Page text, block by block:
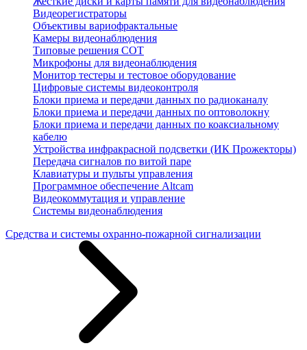
Видеорегистраторы
Объективы вариофрактальные
Камеры видеонаблюдения
Типовые решения СОТ
Микрофоны для видеонаблюдения
Монитор тестеры и тестовое оборудование
Цифровые системы видеоконтроля
Блоки приема и передачи данных по радиоканалу
Блоки приема и передачи данных по оптоволокну
Блоки приема и передачи данных по коаксиальному
кабелю
Устройства инфракрасной подсветки (ИК Прожекторы)
Передача сигналов по витой паре
Клавиатуры и пульты управления
Программное обеспечение Altcam
Видеокоммутация и управление
Системы видеонаблюдения
Средства и системы охранно-пожарной сигнализации